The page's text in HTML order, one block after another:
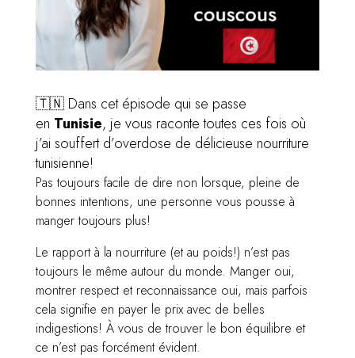
🇹🇳 Dans cet épisode qui se passe
en Tunisie, je vous raconte toutes ces fois où
j’ai souffert d’overdose de délicieuse nourriture
tunisienne!
Pas toujours facile de dire non lorsque, pleine de
bonnes intentions, une personne vous pousse à
manger toujours plus!
Le rapport à la nourriture (et au poids!) n’est pas
toujours le même autour du monde. Manger oui,
montrer respect et reconnaissance oui, mais parfois
cela signifie en payer le prix avec de belles
indigestions! À vous de trouver le bon équilibre et
ce n’est pas forcément évident.